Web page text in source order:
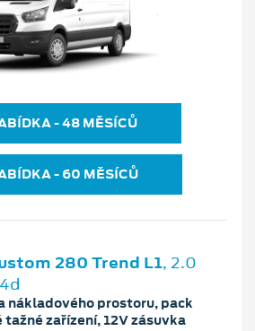
‐ 48 MĚSÍCŮ
‐ 60 MĚSÍCŮ
280 Trend L1, 2.0
nákladového prostoru, pack
zařízení, 12V zásuvka